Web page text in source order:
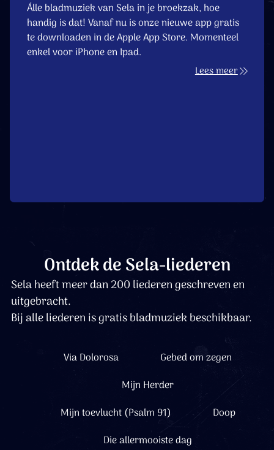
Álle bladmuziek van Sela in je broekzak, hoe
handig is dat! Vanaf nu is onze nieuwe app gratis
te downloaden in de Apple App Store. Momenteel
enkel voor iPhone en Ipad.
Lees meer
Ontdek de Sela-liederen
Sela heeft meer dan 200 liederen geschreven en
uitgebracht.
Bij alle liederen is gratis bladmuziek beschikbaar.
Via Dolorosa
Gebed om zegen
Mijn Herder
Mijn toevlucht (Psalm 91)
Doop
Die allermooiste dag